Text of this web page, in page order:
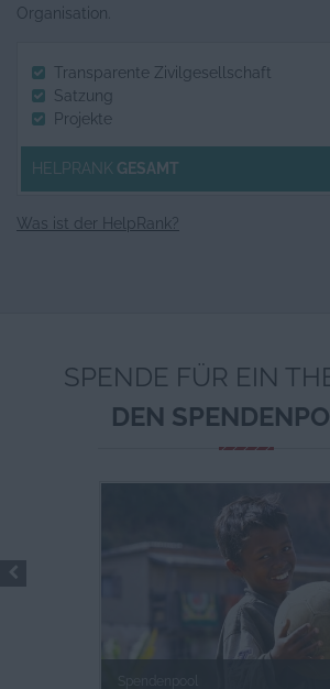
Organisation.
Transparente Zivilgesellschaft
Satzung
Projekte
HELPRANK GESAMT
Was ist der HelpRank?
SPENDE FÜR EIN
DEN